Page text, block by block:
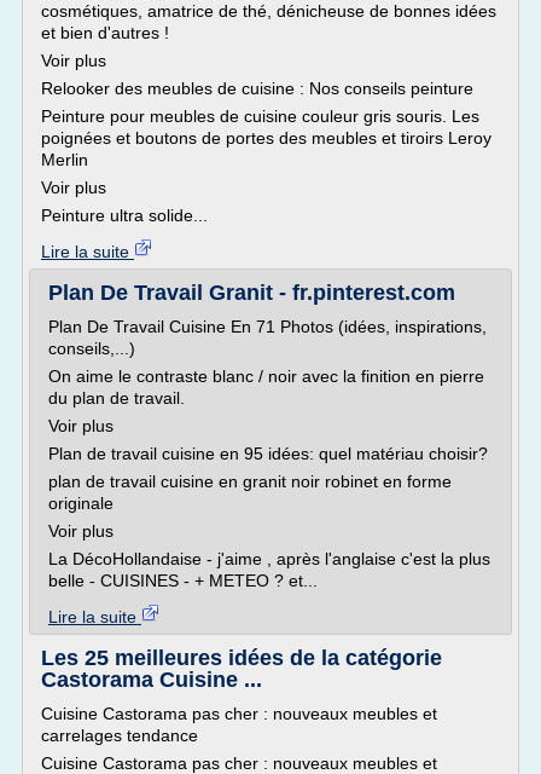
cosmétiques, amatrice de thé, dénicheuse de bonnes idées
et bien d'autres !
Voir plus
Relooker des meubles de cuisine : Nos conseils peinture
Peinture pour meubles de cuisine couleur gris souris. Les
poignées et boutons de portes des meubles et tiroirs Leroy
Merlin
Voir plus
Peinture ultra solide...
Lire la suite
Plan De Travail Granit - fr.pinterest.com
Plan De Travail Cuisine En 71 Photos (idées, inspirations,
conseils,...)
On aime le contraste blanc / noir avec la finition en pierre
du plan de travail.
Voir plus
Plan de travail cuisine en 95 idées: quel matériau choisir?
plan de travail cuisine en granit noir robinet en forme
originale
Voir plus
La DécoHollandaise - j'aime , après l'anglaise c'est la plus
belle - CUISINES - + METEO ? et...
Lire la suite
Les 25 meilleures idées de la catégorie
Castorama Cuisine ...
Cuisine Castorama pas cher : nouveaux meubles et
carrelages tendance
Cuisine Castorama pas cher : nouveaux meubles et